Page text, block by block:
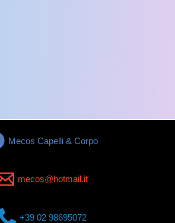
Mecos Capelli & Corpo
mecos@hotmail.it
+39 02 98695072